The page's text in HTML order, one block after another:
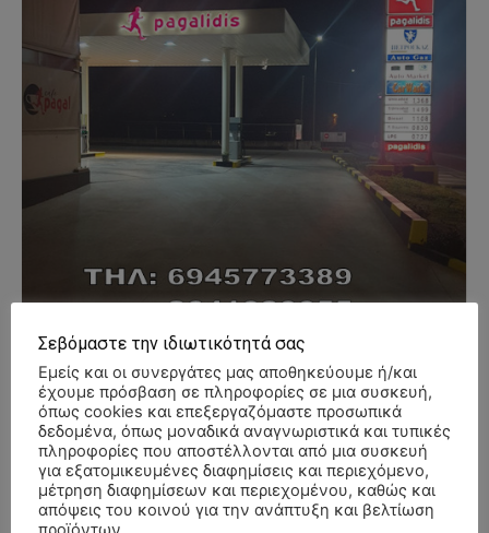
- Advertisment -
Σεβόμαστε την ιδιωτικότητά σας
Εμείς και οι συνεργάτες μας αποθηκεύουμε ή/και
έχουμε πρόσβαση σε πληροφορίες σε μια συσκευή,
όπως cookies και επεξεργαζόμαστε προσωπικά
δεδομένα, όπως μοναδικά αναγνωριστικά και τυπικές
πληροφορίες που αποστέλλονται από μια συσκευή
για εξατομικευμένες διαφημίσεις και περιεχόμενο,
μέτρηση διαφημίσεων και περιεχομένου, καθώς και
απόψεις του κοινού για την ανάπτυξη και βελτίωση